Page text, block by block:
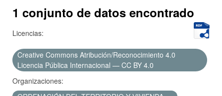
Acerca de
1 conjunto de datos encontrado
Licencias:
Creative Commons Atribución/Reconocimiento 4.0
Licencia Pública Internacional — CC BY 4.0
Organizaciones: